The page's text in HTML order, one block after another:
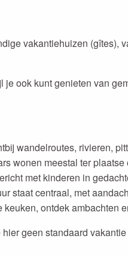
vakantiehuizen
ook kunt genieten van
wandelroutes, rivieren,
wonen meestal ter
met kinderen in
staat centraal, met
keuken, ontdek ambachten
geen standaard